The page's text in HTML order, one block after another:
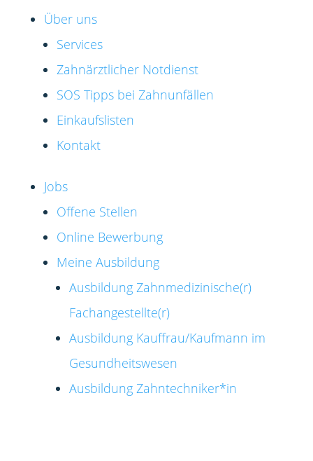
Über uns
Services
Zahnärztlicher Notdienst
SOS Tipps bei Zahnunfällen
Einkaufslisten
Kontakt
Jobs
Offene Stellen
Online Bewerbung
Meine Ausbildung
Ausbildung Zahnmedizinische(r)
Fachangestellte(r)
Ausbildung Kauffrau/Kaufmann im
Gesundheitswesen
Ausbildung Zahntechniker*in